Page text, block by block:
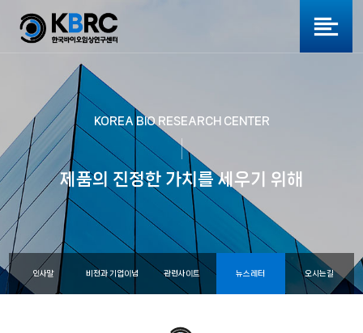
KOREA BIO RESEARCH CENTER
제품의 진정한 가치를 세우기 위해
인사말 비전과 기업이념 관련사이트 뉴스레터 오시는길